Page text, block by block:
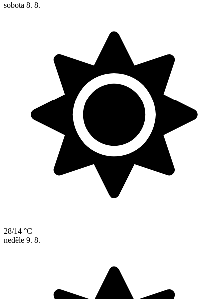
sobota 8. 8.
28/14 °C
neděle 9. 8.